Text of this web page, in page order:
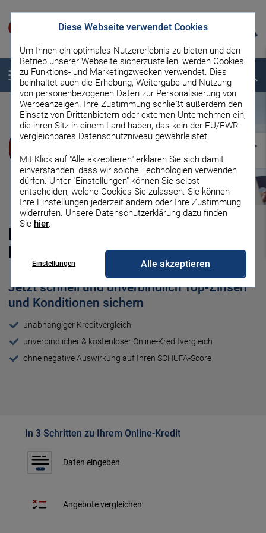
Diese Webseite verwendet Cookies
Um Ihnen ein optimales Nutzererlebnis zu bieten und den
Betrieb unserer Webseite sicherzustellen, werden Cookies
zu Funktions- und Marketingzwecken verwendet. Dies
beinhaltet auch die Erhebung, Weitergabe und Nutzung
von personenbezogenen Daten zur Personalisierung von
Werbeanzeigen. Ihre Zustimmung schließt außerdem den
Einsatz von Drittanbietern oder externen Unternehmen ein,
die ihren Sitz in einem Land haben, das kein der EU/EWR
vergleichbares Datenschutzniveau gewährleistet.
Mit Klick auf "Alle akzeptieren" erklären Sie sich damit
einverstanden, dass wir solche Technologien verwenden
dürfen. Unter "Einstellungen" können Sie selbst
entscheiden, welche Cookies Sie zulassen. Sie können
Ihre Einstellungen jederzeit ändern oder Ihre Zustimmung
widerrufen. Unsere Datenschutzerklärung dazu finden
Sie hier.
Einstellungen Alle akzeptieren
Menü Suche
Kreditvergleich: Online günstige
Kredit finden!
Jetzt schnell und unverbindlich Top-Zinsen
und Konditionen sichern
unabhängiger Kreditvergleich
unverbindlicher & kostenloser Online-Kreditvergleich
ohne negative Auswirkung auf Ihren SCHUFA-Score
In 3 Schritten zu Ihrem Online-Kredit
Daten eingeben
Angebote vergleichen